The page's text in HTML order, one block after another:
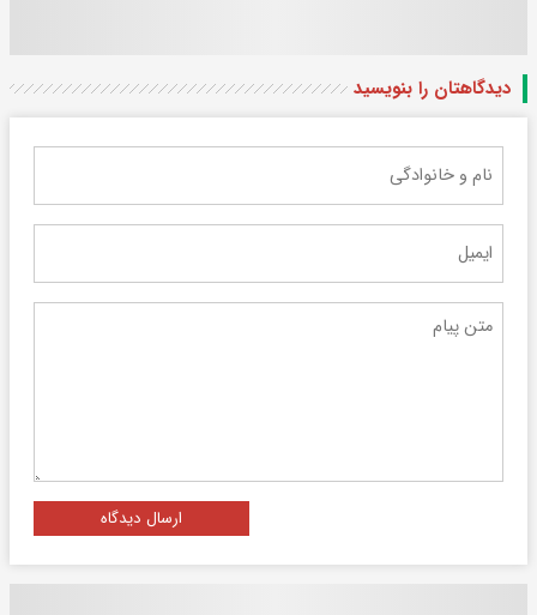
دیدگاهتان را بنویسید
ارسال دیدگاه